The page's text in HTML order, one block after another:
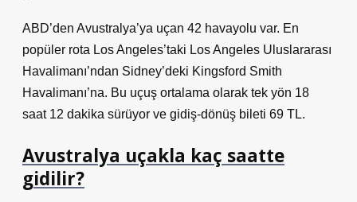
ABD’den Avustralya’ya uçan 42 havayolu var. En
popüler rota Los Angeles’taki Los Angeles Uluslararası
Havalimanı’ndan Sidney’deki Kingsford Smith
Havalimanı’na. Bu uçuş ortalama olarak tek yön 18
saat 12 dakika sürüyor ve gidiş-dönüş bileti 69 TL.
Avustralya uçakla kaç saatte
gidilir?